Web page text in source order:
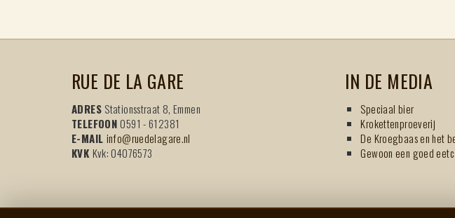
RUE DE LA GARE
ADRES Stationsstraat 8, Emmen
TELEFOON0591 - 612381
E-MAIL info@ruedelagare.nl
KVK Kvk: 04076573
IN DE MEDIA
Speciaal bier
Krokettenproeverij
De Kroegbaas en het
Gewoon een goed